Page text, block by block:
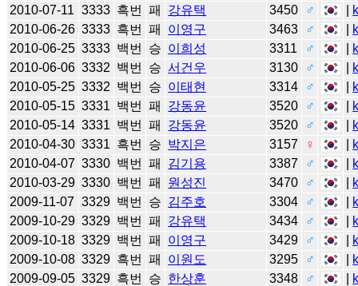
2010-07-11 3333 흑번 패 강유택 3450 ♂
2010-06-26 3333 흑번 패 이영구 3463 ♂
2010-06-25 3333 백번 승 이희성 3311 ♂
2010-06-06 3332 백번 승 서건우 3130 ♂
2010-05-25 3332 백번 승 이태현 3314 ♂
2010-05-15 3331 백번 패 강동윤 3520 ♂
2010-05-14 3331 백번 패 강동윤 3520 ♂
2010-04-30 3331 흑번 승 박지은 3157 ♀
2010-04-07 3330 백번 패 김기용 3387 ♂
2010-03-29 3330 백번 패 원성진 3470 ♂
2009-11-07 3329 백번 승 김주호 3304 ♂
2009-10-29 3329 백번 패 강유택 3434 ♂
2009-10-18 3329 백번 패 이영구 3429 ♂
2009-10-08 3329 흑번 패 이원도 3295 ♂
2009-09-05 3329 흑번 승 한상훈 3348 ♂